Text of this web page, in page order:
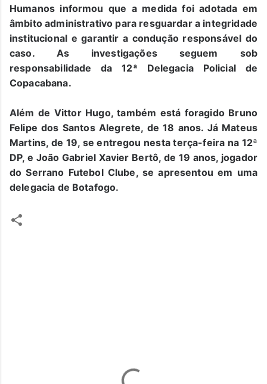
Humanos informou que a medida foi adotada em
âmbito administrativo para resguardar a integridade
institucional e garantir a condução responsável do
caso. As investigações seguem sob
responsabilidade da 12ª Delegacia Policial de
Copacabana.
Além de Vittor Hugo, também está foragido Bruno
Felipe dos Santos Alegrete, de 18 anos. Já Mateus
Martins, de 19, se entregou nesta terça-feira na 12ª
DP, e João Gabriel Xavier Bertô, de 19 anos, jogador
do Serrano Futebol Clube, se apresentou em uma
delegacia de Botafogo.